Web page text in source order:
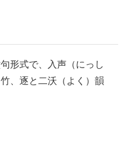
形式で、入声（にっし
、逐と二沃（よく）韻